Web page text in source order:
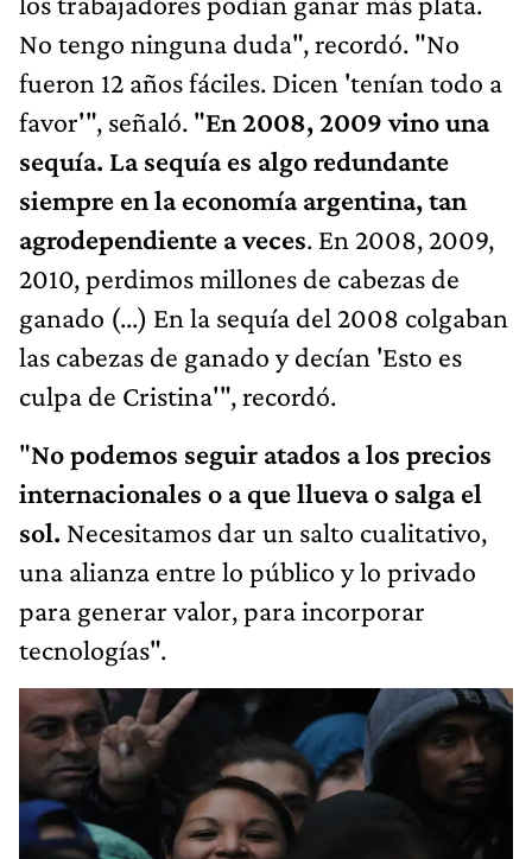
No tengo ninguna duda", recordó. "No
fueron 12 años fáciles. Dicen 'tenían todo a
favor'", señaló. "En 2008, 2009 vino una
sequía. La sequía es algo redundante
siempre en la economía argentina, tan
agrodependiente a veces. En 2008, 2009,
2010, perdimos millones de cabezas de
ganado (...) En la sequía del 2008 colgaban
las cabezas de ganado y decían 'Esto es
culpa de Cristina'", recordó.
"No podemos seguir atados a los precios
internacionales o a que llueva o salga el
sol. Necesitamos dar un salto cualitativo,
una alianza entre lo público y lo privado
para generar valor, para incorporar
tecnologías".